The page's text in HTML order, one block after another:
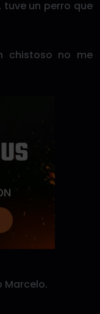
un perro que
chistoso no me
Marcelo.